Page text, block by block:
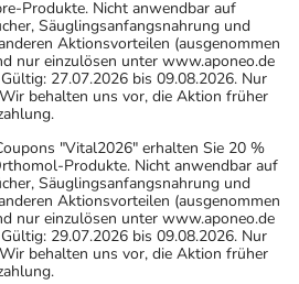
Produkte. Nicht anwendbar auf
Säuglingsanfangsnahrung und
Aktionsvorteilen (ausgenommen
nur einzulösen unter www.aponeo.de
27.07.2026 bis 09.08.2026. Nur
behalten uns vor, die Aktion früher
"Vital2026" erhalten Sie 20 %
Produkte. Nicht anwendbar auf
Säuglingsanfangsnahrung und
Aktionsvorteilen (ausgenommen
nur einzulösen unter www.aponeo.de
29.07.2026 bis 09.08.2026. Nur
behalten uns vor, die Aktion früher